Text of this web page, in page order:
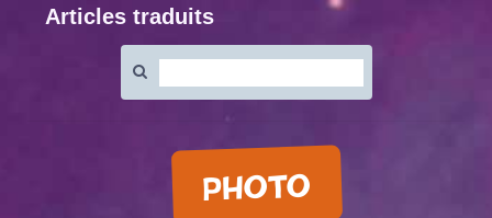
Articles traduits
:
PHOTO